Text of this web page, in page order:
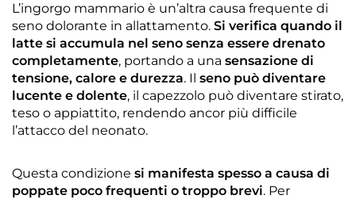
L’ingorgo mammario è un’altra causa frequente di
seno dolorante in allattamento. Si verifica quando il
latte si accumula nel seno senza essere drenato
completamente, portando a una sensazione di
tensione, calore e durezza. Il seno può diventare
lucente e dolente, il capezzolo può diventare stirato,
teso o appiattito, rendendo ancor più difficile
l’attacco del neonato.
Questa condizione si manifesta spesso a causa di
poppate poco frequenti o troppo brevi. Per